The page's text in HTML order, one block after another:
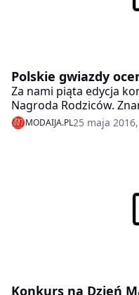
Polskie gwiazdy
Za nami piąta edycja
Nagroda Rodziców.
pociechami, eksperci
dziennikarze ocenili
MODAIJA.PL25 maja
Konkurs na Dzień